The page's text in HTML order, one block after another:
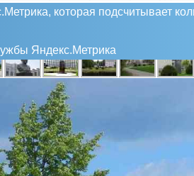
которая подсчитывает
Яндекс.Метрика